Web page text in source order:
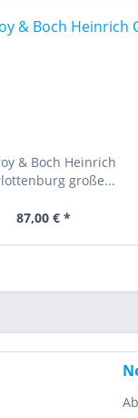
& Boch Heinrich
große...
87,00 € *